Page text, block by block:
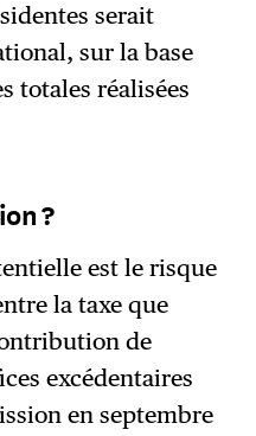
serait
sur la base
totales réalisées
?
est le risque
la taxe que
de
excédentaires
en septembre